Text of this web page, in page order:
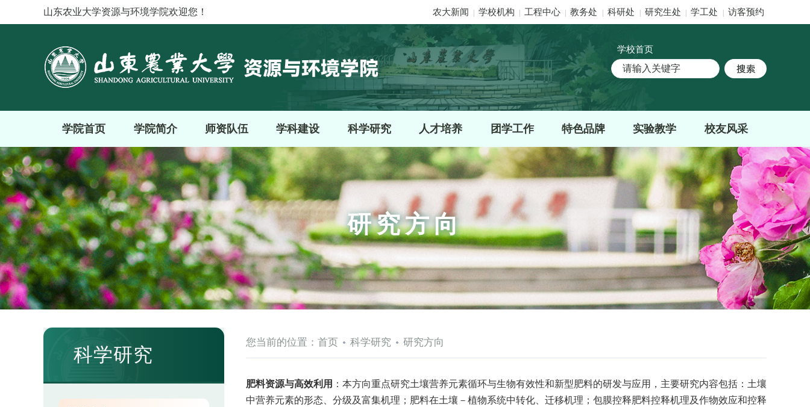
山东农业大学资源与环境学院欢迎您！ 农大新闻 学校机构 工程中心 教务处 科研处 研究生处 学工处 访客预约
学校首页
学院首页 学院简介 师资队伍 学科建设 科学研究 人才培养 团学工作 特色品牌 实验教学 校友风采
研究方向
您当前的位置： 首页 科学研究 研究方向
肥料资源与高效利用 ： 本方向重点研究土壤营养元素循环与生物有效性和新型肥料的研发与应用，主要研究内容包括：土壤
中营养元素的形态、分级及富集机理；肥料在土壤－植物系统中转化、迁移机理；包膜控释肥料控释机理及作物效应和控释
科学研究